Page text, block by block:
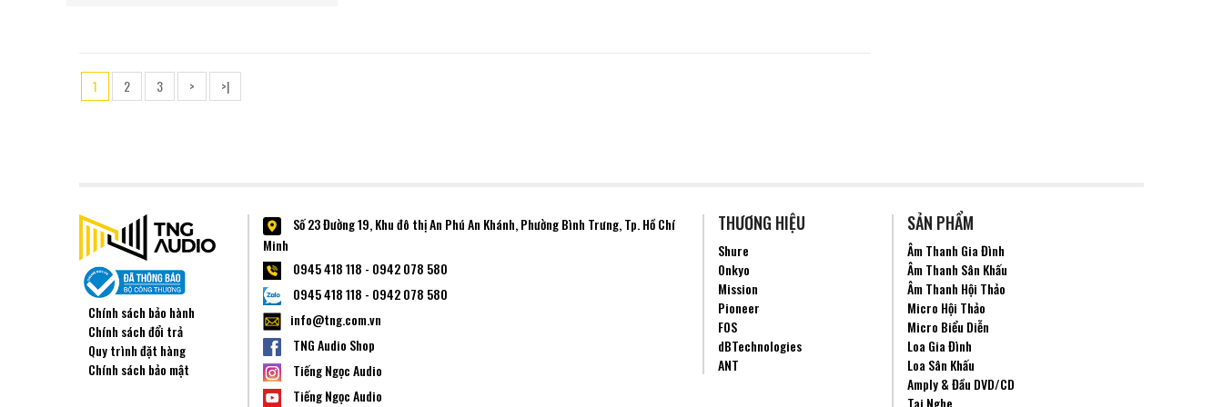
1 2 3 > >|
Chính sách bảo hành
Chính sách đổi trả
Quy trình đặt hàng
Chính sách bảo mật
Số 23 Đường 19, Khu đô thị An Phú An Khánh, PhườngBình Trưng, Tp. Hồ Chí
Minh
0945 418 118 - 0942 078 580
0945 418 118 - 0942 078 580
info@tng.com.vn
TNG Audio Shop
Tiếng Ngọc Audio
Tiếng Ngọc Audio
THƯƠNG HIỆU
Shure
Onkyo
Mission
Pioneer
FOS
dBTechnologies
ANT
SẢN PHẨM
Âm Thanh Gia Đình
Âm Thanh Sân Khấu
Âm Thanh Hội Thảo
Micro Hội Thảo
Micro Biểu Diễn
Loa Gia Đình
Loa Sân Khấu
Amply & Đầu DVD/CD
Tai Nghe